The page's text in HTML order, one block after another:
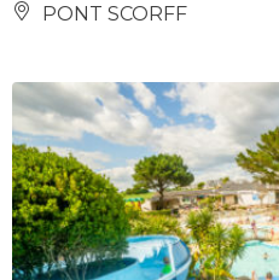
PONT SCORFF